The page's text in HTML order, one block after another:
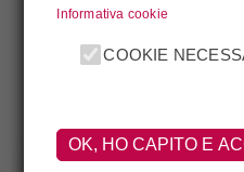
Informativa cookie
COOKIE
OK, HO CAPITO E